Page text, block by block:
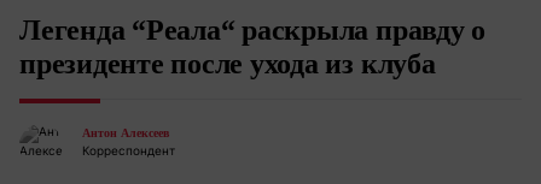
Легенда “Реала“ раскрыла правду о
президенте после ухода из клуба
Антон Алексеев
Корреспондент